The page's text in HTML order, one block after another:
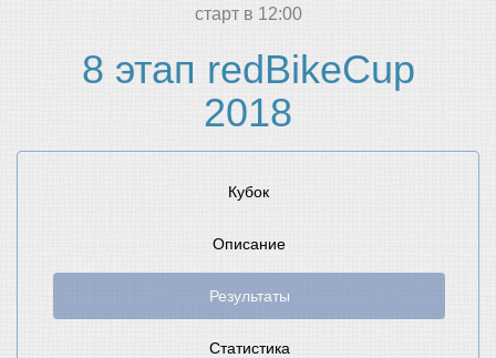
cтарт в 12:00
8 этап redBikeCup
2018
Кубок
Описание
Результаты
Статистика